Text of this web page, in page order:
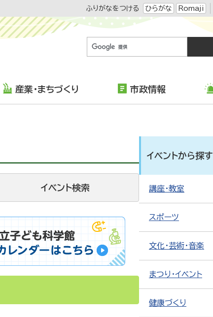
ふりがなをつける ひらがな Romaji
産業・まちづくり 市政情報
イベント検索
イベントから探す
講座・教室
スポーツ
文化・芸術・音楽
まつり・イベント
健康づくり